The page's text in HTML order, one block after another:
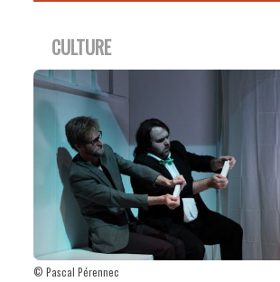
CULTURE
© Pascal Pérennec